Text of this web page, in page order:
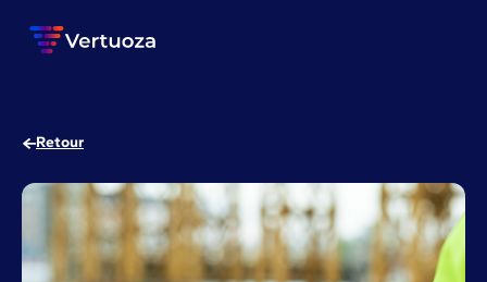
Retour